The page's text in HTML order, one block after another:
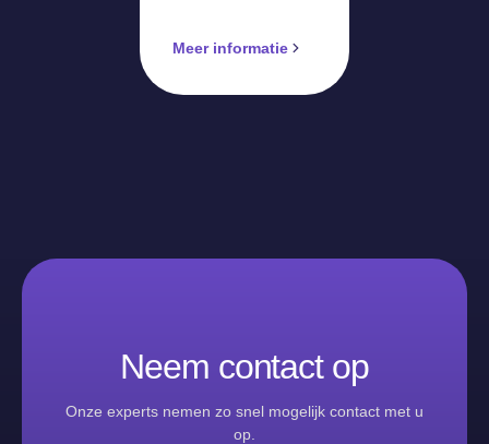
Meer informatie
Neem contact op
Onze experts nemen zo snel mogelijk contact met u
op.